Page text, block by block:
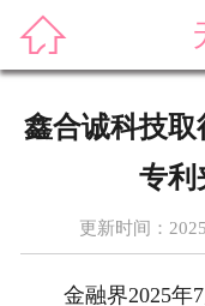

鑫合诚科技
专利
更新时间：
金融界2025年7